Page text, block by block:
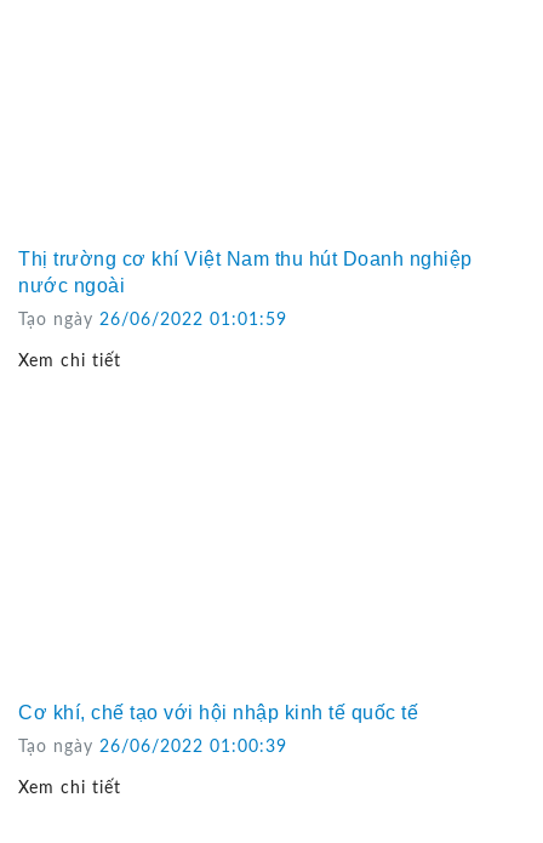
Thị trường cơ khí Việt Nam thu hút Doanh nghiệp
nước ngoài
Tạo ngày 26/06/2022 01:01:59
Xem chi tiết
Cơ khí, chế tạo với hội nhập kinh tế quốc tế
Tạo ngày 26/06/2022 01:00:39
Xem chi tiết